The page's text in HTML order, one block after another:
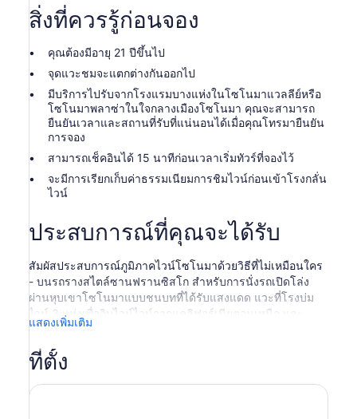
สิ่งที่ควรรู้ก่อนจอง
คุณต้องมีอายุ 21 ปีขึ้นไป
จุดแวะชมจะแตกต่างกันออกไป
มีบริการไปรับจากโรงแรมบางแห่งในโซโนมาแวลลีย์หรือ
โซโนมาพลาซ่าในใจกลางเมืองโซโนมา คุณจะสามารถ
ยืนยันเวลาและสถานที่รับที่แน่นอนได้เมื่อคุณโทรมายืนยัน
การจอง
สามารถเช็คอินได้ 15 นาทีก่อนเวลาเริ่มทัวร์ที่จองไว้
จะมีการเรียกเก็บค่าธรรมเนียมการชิมไวน์ก่อนเข้าโรงกลั่น
ไวน์
ประสบการณ์ที่คุณจะได้รับ
สัมผัสประสบการณ์ภูมิภาคไวน์โซโนมาด้วยวิธีที่ไม่เหมือนใคร
- บนรถรางสไตล์ซานฟรานซิสโก สำหรับการนั่งรถเปิดโล่ง
ผ่านหุบเขาโซโนมาแบบชนบทที่ได้รับแสงแดด แวะที่โรงบ่ม
ไวน์ 3 แห่งเพื่อจิบไวน์ไวน์จากแคลิฟอร์เนียตอนเหนือ และ
เพลิดเพลินกับอาหารกลางวันกลางแจ้งที่ VJB Cellars
มุ่งหน้าไปที่ Sonoma Plaza ในตอนเช้าแล้วกระโดดขึ้นรถเข็น
ร่าเริง พูดคุยกับเพื่อนผู้ชื่นชอบไวน์ และฟัง ไกด์ ของคุณแบ่งปัน
ข้อเท็จจริงเกี่ยวกับประวัติศาสตร์ของพื้นที่ในขณะที่คุณเดิน
แสดงเพิ่มเติม
ที่ตั้ง